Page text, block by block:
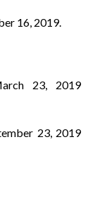
16, 2019.
23, 2019
23, 2019